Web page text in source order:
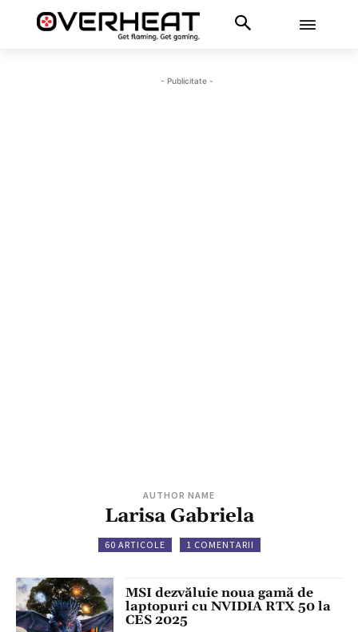
- Publicitate -
AUTHOR NAME
Larisa Gabriela
60 ARTICOLE 1 COMENTARII
MSI dezvăluie noua gamă de
laptopuri cu NVIDIA RTX 50 la
CES 2025